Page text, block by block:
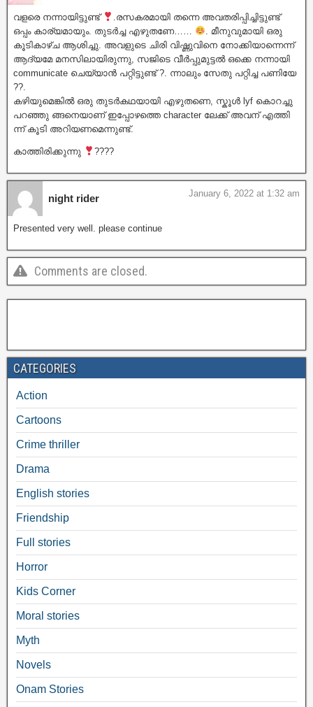
വളരെ നന്നായിട്ടുണ്ട്
.രസകരമായി തന്നെ അവതരിപ്പിച്ചിട്ടുണ്ട്
ഒപ്പം കാര്യമായും. തുടർച്ച എഴുതണേ……
. മീനുവുമായി ഒരു
കൂടികാഴ്ച ആശിച്ചു. അവളുടെ ചിരി വിഷ്ണുവിനെ നോക്കിയാന്നെന്ന്
ആദ്യമേ മനസിലായിരുന്നു, സജിടെ വീർപ്പുമുട്ടൽ ഒക്കെ നന്നായി
communicate ചെയ്യാൻ പറ്റിട്ടുണ്ട് ?. ന്നാലും സേതു പറ്റിച്ച പണിയേ
??.
കഴിയുമെങ്കിൽ ഒരു തുടർകഥയായി എഴുതണെ, സ്കൂൾ lyf കൊറച്ചു
പറഞ്ഞു ങ്ങനെയാണ് ഇപ്പോഴത്തെ character ലേക്ക് അവന് എത്തി
ന്ന് കൂടി അറിയണമെന്നുണ്ട്.
കാത്തിരിക്കുന്നു ????
night rider January 6, 2022 at 1:32 am
Presented very well. please continue
Comments are closed.
CATEGORIES
Action
Cartoons
Crime thriller
Drama
English stories
Friendship
Full stories
Horror
Kids Corner
Moral stories
Myth
Novels
Onam Stories